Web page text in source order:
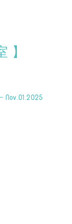
】
Nov.01.2025